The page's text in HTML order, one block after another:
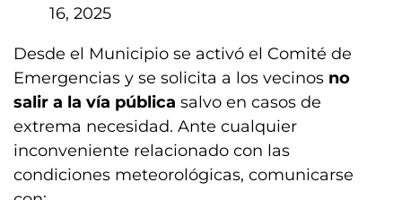
16, 2025
Desde el Municipio se activó el Comité de
Emergencias y se solicita a los vecinos no
salir a la vía pública salvo en casos de
extrema necesidad. Ante cualquier
inconveniente relacionado con las
condiciones meteorológicas, comunicarse